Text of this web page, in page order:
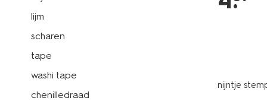
lijm
scharen
tape
washi tape
chenilledraad
nijntje